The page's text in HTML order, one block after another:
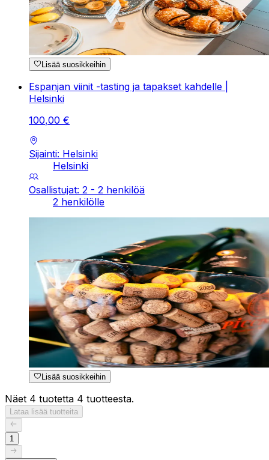
Lisää suosikkeihin
Espanjan viinit -tasting ja tapakset kahdelle |
Helsinki
100,00 €
Sijainti: Helsinki
Helsinki
Osallistujat: 2 - 2 henkilöä
2 henkilölle
Lisää suosikkeihin
Näet 4 tuotetta 4 tuotteesta.
Lataa lisää tuotteita
1